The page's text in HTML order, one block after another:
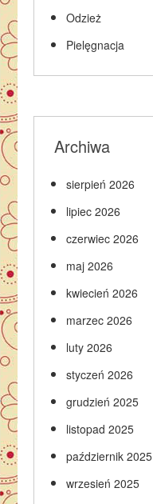
Odzież
Pielęgnacja
Archiwa
sierpień 2026
lipiec 2026
czerwiec 2026
maj 2026
kwiecień 2026
marzec 2026
luty 2026
styczeń 2026
grudzień 2025
listopad 2025
październik 2025
wrzesień 2025